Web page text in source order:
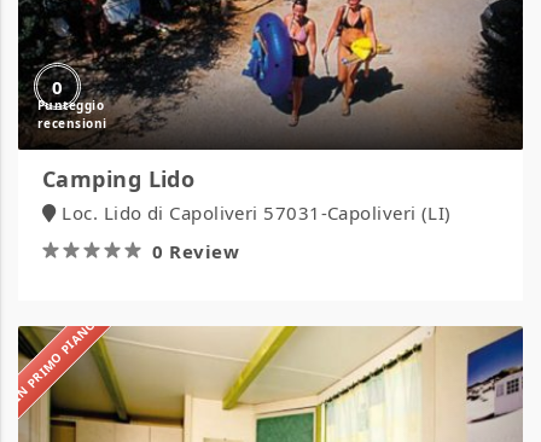
0
Camping Lido
Loc. Lido di Capoliveri 57031-Capoliveri (LI)
0 Review
IN PRIMO PIANO
Maremma
Sans
Souci